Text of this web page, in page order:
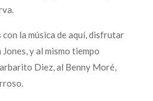
la música de aquí, disfrutar
y al mismo tiempo
Diez, al Benny Moré,